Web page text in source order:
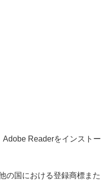
Readerをインストー
の国における登録商標また